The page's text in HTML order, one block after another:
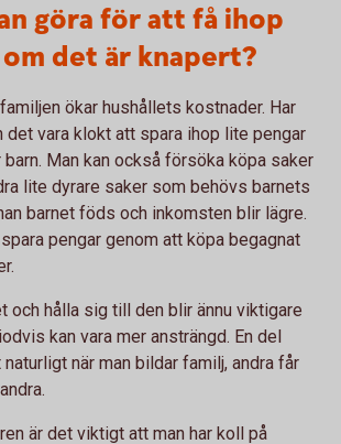
göra för att få ihop
det är knapert?
ökar hushållets kostnader. Har
det vara klokt att spara ihop lite pengar
barn. Man kan också försöka köpa saker
lite dyrare saker som behövs barnets
barnet föds och inkomsten blir lägre.
pengar genom att köpa begagnat
och hålla sig till den blir ännu viktigare
kan vara mer ansträngd. En del
när man bildar familj, andra får
är det viktigt att man har koll på